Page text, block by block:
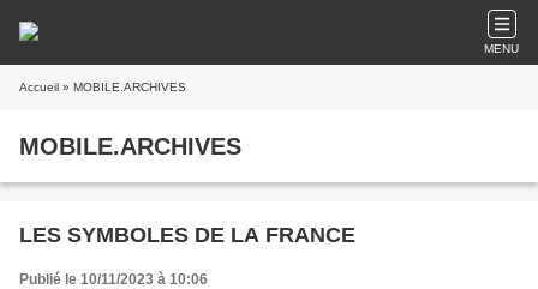
MENU
Accueil » MOBILE.ARCHIVES
MOBILE.ARCHIVES
LES SYMBOLES DE LA FRANCE
Publié le 10/11/2023 à 10:06